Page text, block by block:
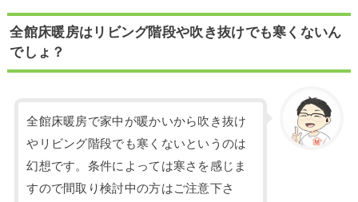
全館床暖房はリビング階段や吹き抜けでも寒くないん
でしょ？
全館床暖房で家中が暖かいから吹き抜け
やリビング階段でも寒くないというのは
幻想です。条件によっては寒さを感じま
すので間取り検討中の方はご注意下さ